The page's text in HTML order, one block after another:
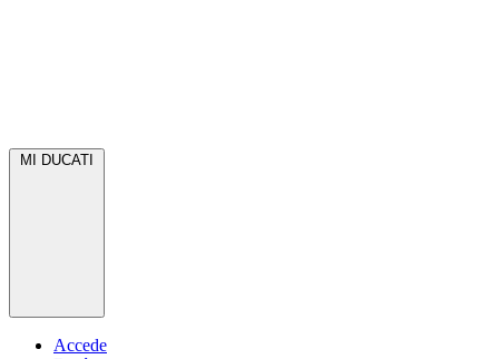
MI DUCATI
Accede